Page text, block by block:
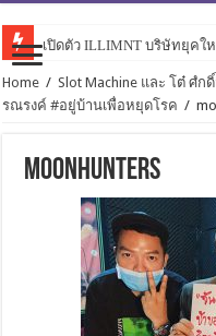
เปิดตัว ILLIMNT บริษัทยุคใ
Home / Slot Machine และ โต๋ ศํก
รณรงค์ #อยู่บ้านเพื่อหยุดโรค /
moonhunters